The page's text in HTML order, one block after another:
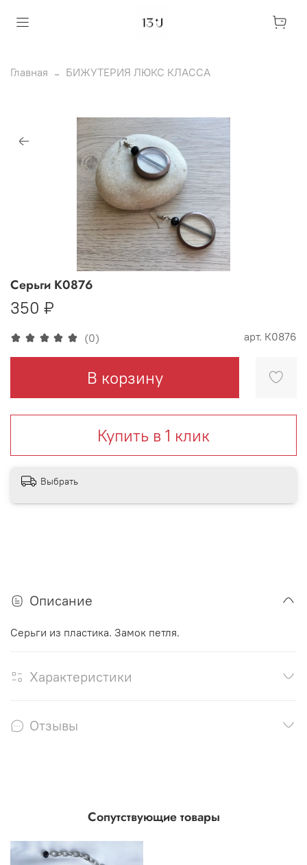
Главная БИЖУТЕРИЯ ЛЮКС КЛАССА
(0) арт. К0876
Серьги К0876
350 ₽
В корзину
Купить в 1 клик
Выбрать
Описание
Серьги из пластика. Замок петля.
Характеристики
Отзывы
Сопутствующие товары